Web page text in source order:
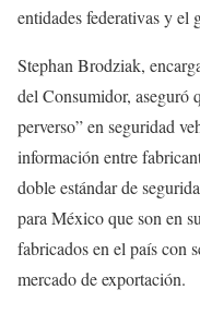
entidades federativas y el
Stephan Brodziak,
del Consumidor, aseguró
perverso” en seguridad
información entre
doble estándar de
para México que son en
fabricados en el país con
mercado de exportación.